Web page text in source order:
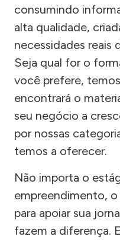
consumindo
alta qualidade,
necessidades reais
Seja qual for o
você prefere,
encontrará o
seu negócio a
por nossas
temos a oferecer.
Não importa o
empreendimento, o
para apoiar sua
fazem a diferença.